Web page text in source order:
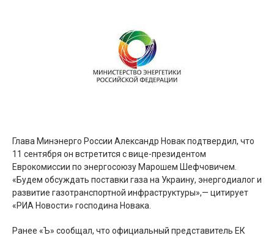
Глава Минэнерго России Александр Новак подтвердил, что
11 сентября он встретится с вице-президентом
Еврокомиссии по энергосоюзу Марошем Шефчовичем.
«Будем обсуждать поставки газа на Украину, энергодиалог и
развитие газотранспортной инфраструктуры»,— цитирует
«РИА Новости» господина Новака.
Ранее «Ъ» сообщал, что официальный представитель ЕК